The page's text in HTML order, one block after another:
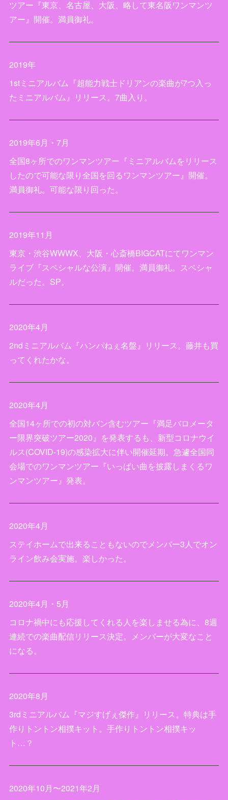
ツアー『東京、名古屋、大阪、略して東名阪ワンマンツ
アー』開催。満員御礼。
2019年
1stミニアルバム『超能力戦士ドリアンの楽曲が7つ入っ
たミニアルバム』リリース。7曲入り。
2019年6月・7月
全国8ヶ所でのワンマンツアー『ミニアルバムをリリース
したので可能な限り全国を回るワンマンツアー』開催。
満員御礼。可能な限り回った。
2019年11月
東京・渋谷WWWX、大阪・心斎橋BIGCATにてワンマン
ライブ『スペシャルな公演』開催。満員御礼。スペシャ
ルだった。SP。
2020年4月
2ndミニアルバム『ハンパねぇ名盤』リリース。藤井も買
ってくれたかな。
2020年4月
全国14ヶ所での初の対バン含むツアー『満足バロメータ
ー限界突破ツアー2020』を発表するも、新型コロナウイ
ルス(COVID-19)の感染拡大に伴い開催延期。急遽全国同
会場でのワンマンツアー『いっぱい曲を披露しまくるワ
ンマンツアー』発表。
2020年4月
ステイホームで出来ることもないのでメンバー3人でオン
ライン飲み会実施。楽しかった。
2020年4月・5月
コロナ禍中にも応援してくれる人を楽しませる為に、8週
連続での楽曲配信リリース決定。メンバーが大変なこと
になる。
2020年8月
3rdミニアルバム『マジすげぇ傑作』リリース。特典は手
作りトントン相撲キット。手作りトントン相撲キッ
ト…？
2020年10月〜2021年2月